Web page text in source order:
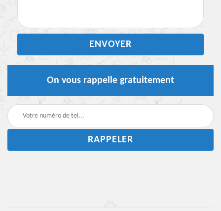
On vous rappelle gratuitement